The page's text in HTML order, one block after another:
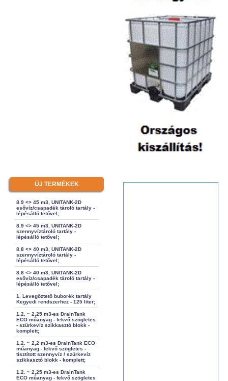
ÚJ TERMÉKEK
8.9 <> 45 m3, UNITANK-2D
esővíz/csapadék tároló tartály -
lépésálló tetővel;
8.9 <> 45 m3, UNITANK-2D
szennyvíztároló tartály -
lépésálló tetővel;
8.8 <> 40 m3, UNITANK-2D
szennyvíztároló tartály -
lépésálló tetővel;
8.8 <> 40 m3, UNITANK-2D
esővíz/csapadék tároló tartály -
lépésálló tetővel;
1. Levegőztető buborék tartály
Kegyedi rendszerhez - 125 liter;
1.2. ~ 2,25 m3-es DrainTank
ECO műanyag - fekvő szögletes
- szürkevíz szikkasztó blokk -
komplett;
1.2. ~ 2,2 m3-es DrainTank ECO
műanyag - fekvő szögletes -
tisztított szennyvíz / szürkevíz
szikkasztó blokk - komplett;
1.2. ~ 2,25 m3-es DrainTank
ECO műanyag - fekvő szögletes